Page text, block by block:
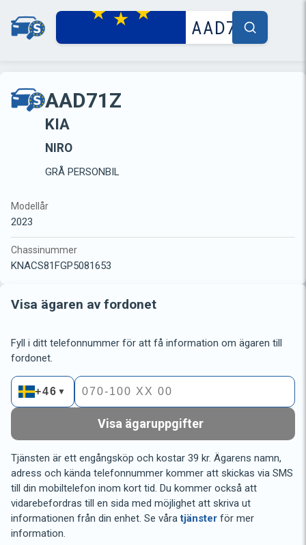
AAD71Z
KIA
NIRO
GRÅ PERSONBIL
Modellår
2023
Chassinummer
KNACS81FGP5081653
Visa ägaren av fordonet
Fyll i ditt telefonnummer för att få information om ägaren till
fordonet.
+46 ▼
Visa ägaruppgifter
Tjänsten är ett engångsköp och kostar 39 kr. Ägarens namn,
adress och kända telefonnummer kommer att skickas via SMS
till din mobiltelefon inom kort tid. Du kommer också att
vidarebefordras till en sida med möjlighet att skriva ut
informationen från din enhet. Se våratjänster för mer
information.